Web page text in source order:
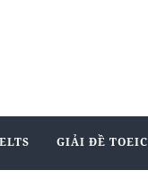
GIẢI ĐỀ TOEIC